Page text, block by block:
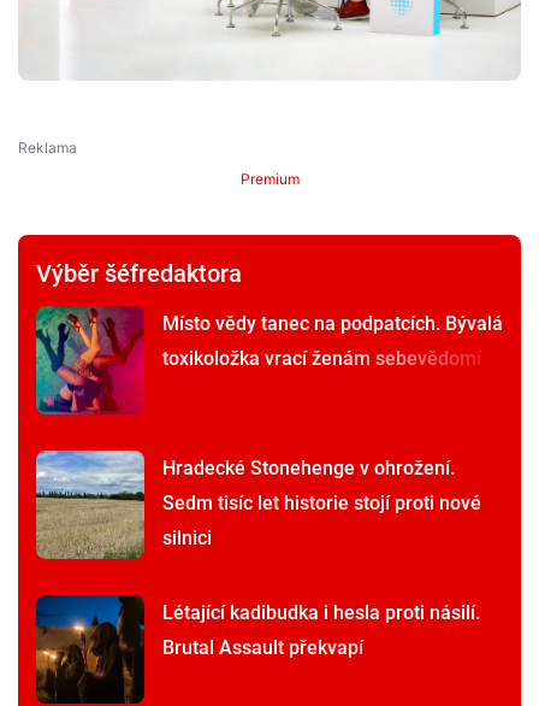
Premium
Výběr šéfredaktora
Místo vědy tanec na podpatcích. Bývalá
toxikoložka vrací ženám sebevědomí
Hradecké Stonehenge v ohrožení.
Sedm tisíc let historie stojí proti nové
silnici
Létající kadibudka i hesla proti násilí.
Brutal Assault překvapí